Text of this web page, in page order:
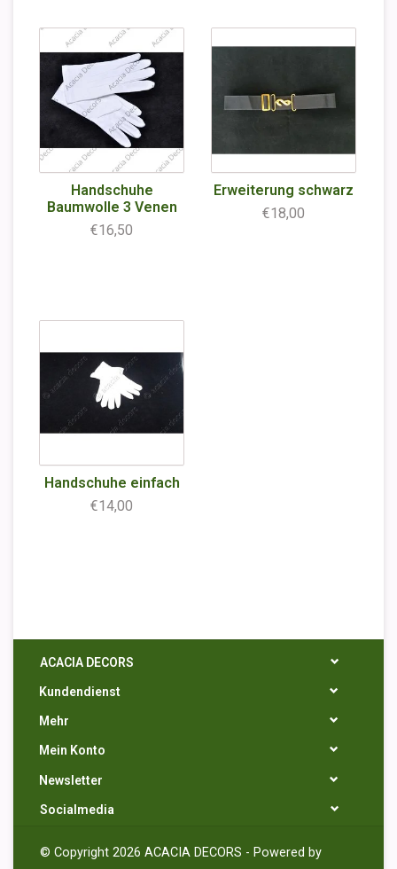
Handschuhe
Baumwolle 3 Venen
€16,50
Erweiterung schwarz
€18,00
Handschuhe einfach
€14,00
ACACIA DECORS
Kundendienst
Mehr
Mein Konto
Newsletter
Socialmedia
© Copyright 2026 ACACIA DECORS - Powered by